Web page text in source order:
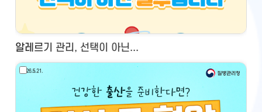
알레르기 관리, 선택이 아닌...